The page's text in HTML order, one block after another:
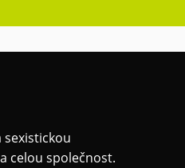
celou společnost.